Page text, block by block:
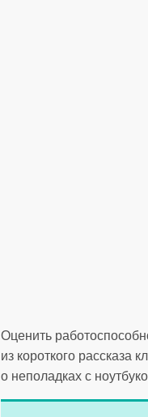
Оценить
из короткого рассказа
о неполадках с